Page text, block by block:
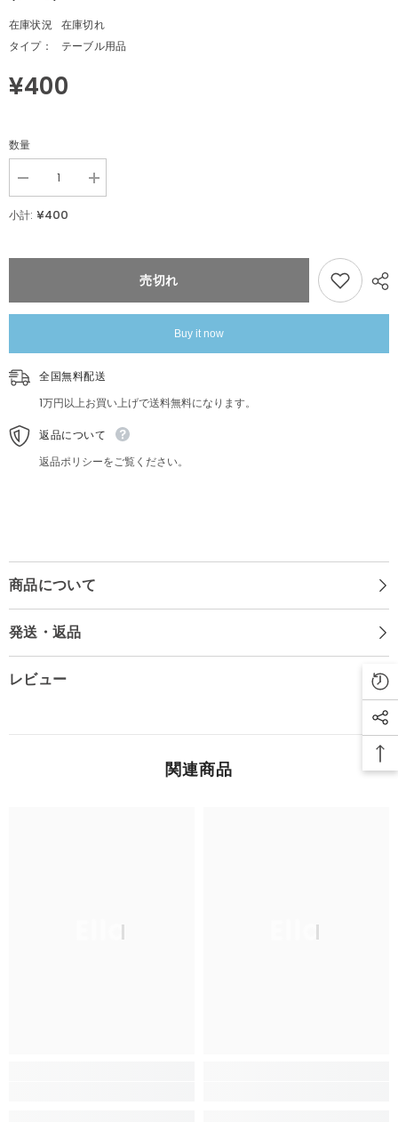
在庫状況 在庫切れ
タイプ：
テーブル用品
¥400
数量
Decrease
quantity
for
ペ
パ
プ
マ
リ
メ
Increase
quantity
パ
プ
マ
リ
メ
ッ
小計: ¥400
売切れ
Buy it now
全国無料配送
1万円以上お買い上げで送料無料になります。
返品について
返品ポリシーをご覧ください。
商品について
発送・返品
レビュー
関連商品
Ella Ella